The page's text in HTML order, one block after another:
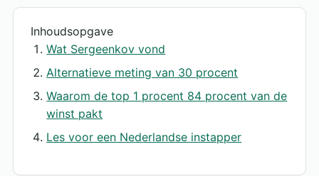
Inhoudsopgave
Wat Sergeenkov vond
Alternatieve meting van 30 procent
Waarom de top 1 procent 84 procent van de
winst pakt
Les voor een Nederlandse instapper